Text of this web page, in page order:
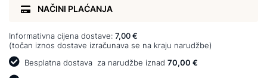
NAČINI PLAĆANJA
Informativna cijena dostave: 7,00 €
(točan iznos dostave izračunava se na kraju narudžbe)
Besplatna dostava za narudžbe iznad 70,00 €